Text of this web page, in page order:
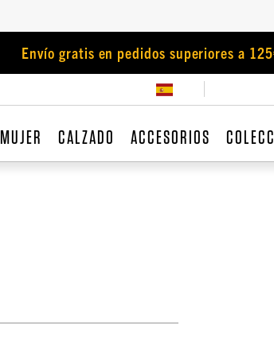
Envío gratis en pedidos superiores a
MUJER CALZADO ACCESORIOS